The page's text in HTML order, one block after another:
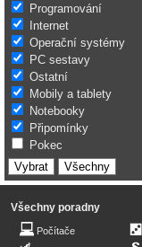
Programování
Internet
Operační systémy
PC sestavy
Ostatní
Mobily a tablety
Notebooky
Připomínky
Pokec
Všechny poradny
Počítače